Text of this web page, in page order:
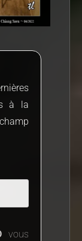
à la
vous